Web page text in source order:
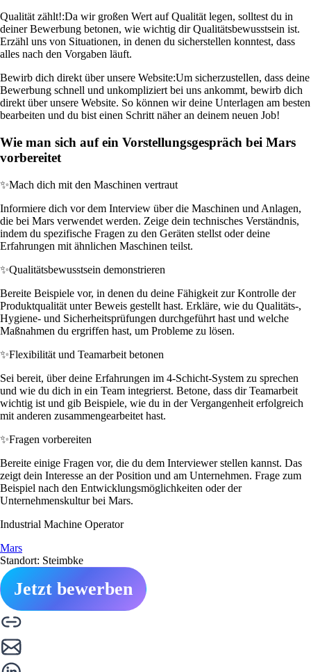
Qualität zählt!:Da wir großen Wert auf Qualität legen, solltest du in
deiner Bewerbung betonen, wie wichtig dir Qualitätsbewusstsein ist.
Erzähl uns von Situationen, in denen du sicherstellen konntest, dass
alles nach den Vorgaben läuft.
Bewirb dich direkt über unsere Website:Um sicherzustellen, dass deine
Bewerbung schnell und unkompliziert bei uns ankommt, bewirb dich
direkt über unsere Website. So können wir deine Unterlagen am besten
bearbeiten und du bist einen Schritt näher an deinem neuen Job!
Wie man sich auf ein Vorstellungsgespräch bei Mars
vorbereitet
✨Mach dich mit den Maschinen vertraut
Informiere dich vor dem Interview über die Maschinen und Anlagen,
die bei Mars verwendet werden. Zeige dein technisches Verständnis,
indem du spezifische Fragen zu den Geräten stellst oder deine
Erfahrungen mit ähnlichen Maschinen teilst.
✨Qualitätsbewusstsein demonstrieren
Bereite Beispiele vor, in denen du deine Fähigkeit zur Kontrolle der
Produktqualität unter Beweis gestellt hast. Erkläre, wie du Qualitäts-,
Hygiene- und Sicherheitsprüfungen durchgeführt hast und welche
Maßnahmen du ergriffen hast, um Probleme zu lösen.
✨Flexibilität und Teamarbeit betonen
Sei bereit, über deine Erfahrungen im 4-Schicht-System zu sprechen
und wie du dich in ein Team integrierst. Betone, dass dir Teamarbeit
wichtig ist und gib Beispiele, wie du in der Vergangenheit erfolgreich
mit anderen zusammengearbeitet hast.
✨Fragen vorbereiten
Bereite einige Fragen vor, die du dem Interviewer stellen kannst. Das
zeigt dein Interesse an der Position und am Unternehmen. Frage zum
Beispiel nach den Entwicklungsmöglichkeiten oder der
Unternehmenskultur bei Mars.
Industrial Machine Operator
Mars
Standort: Steimbke
Jetzt bewerben